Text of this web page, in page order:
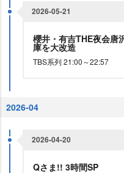
2026-05-21
櫻井・有吉THE夜会
庫を大改造
TBS系列 21:00～22:57
2026-04
2026-04-20
Qさま!! 3時間SP